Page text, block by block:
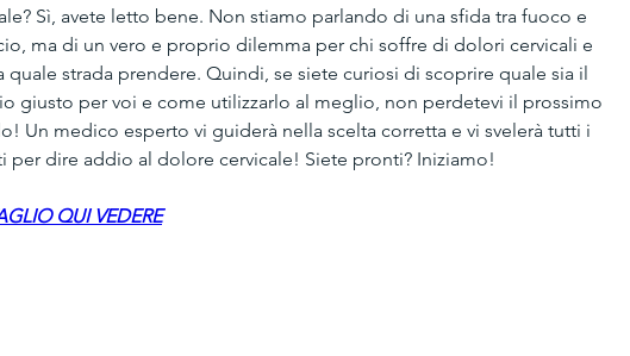
Sì, avete letto bene. Non stiamo parlando di una sfida tra fuoco e
ma di un vero e proprio dilemma per chi soffre di dolori cervicali e
quale strada prendere. Quindi, se siete curiosi di scoprire quale sia il
giusto per voi e come utilizzarlo al meglio, non perdetevi il prossimo
Un medico esperto vi guiderà nella scelta corretta e vi svelerà tutti i
per dire addio al dolore cervicale! Siete pronti? Iniziamo!
QUI VEDERE